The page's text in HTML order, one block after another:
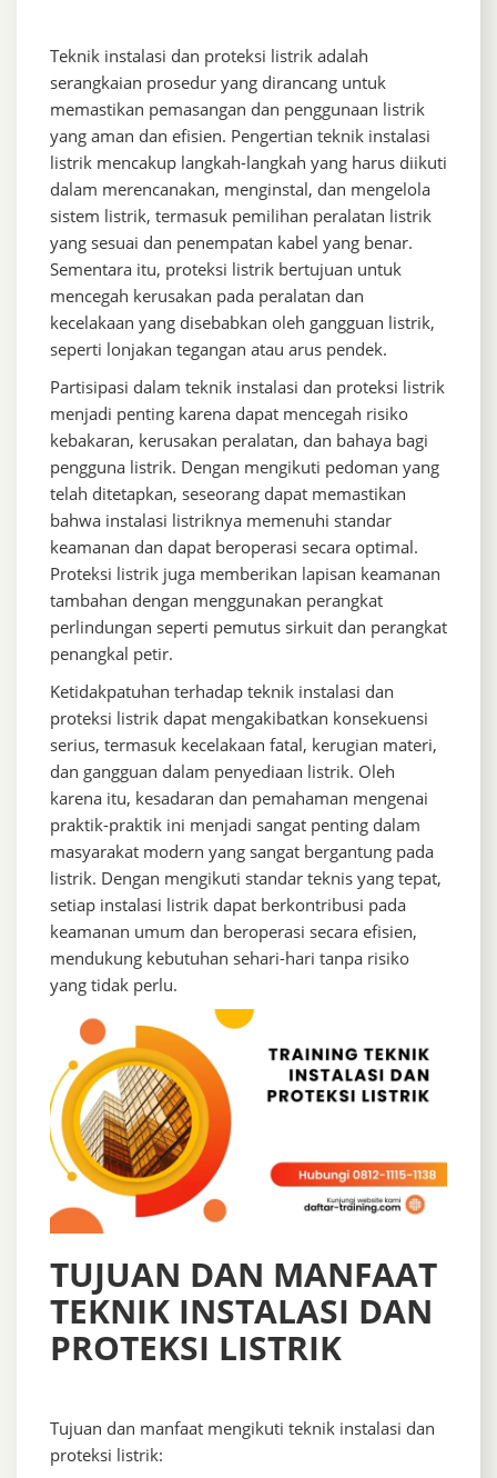
Teknik instalasi dan proteksi listrik adalah
serangkaian prosedur yang dirancang untuk
memastikan pemasangan dan penggunaan listrik
yang aman dan efisien. Pengertian teknik instalasi
listrik mencakup langkah-langkah yang harus diikuti
dalam merencanakan, menginstal, dan mengelola
sistem listrik, termasuk pemilihan peralatan listrik
yang sesuai dan penempatan kabel yang benar.
Sementara itu, proteksi listrik bertujuan untuk
mencegah kerusakan pada peralatan dan
kecelakaan yang disebabkan oleh gangguan listrik,
seperti lonjakan tegangan atau arus pendek.
Partisipasi dalam teknik instalasi dan proteksi listrik
menjadi penting karena dapat mencegah risiko
kebakaran, kerusakan peralatan, dan bahaya bagi
pengguna listrik. Dengan mengikuti pedoman yang
telah ditetapkan, seseorang dapat memastikan
bahwa instalasi listriknya memenuhi standar
keamanan dan dapat beroperasi secara optimal.
Proteksi listrik juga memberikan lapisan keamanan
tambahan dengan menggunakan perangkat
perlindungan seperti pemutus sirkuit dan perangkat
penangkal petir.
Ketidakpatuhan terhadap teknik instalasi dan
proteksi listrik dapat mengakibatkan konsekuensi
serius, termasuk kecelakaan fatal, kerugian materi,
dan gangguan dalam penyediaan listrik. Oleh
karena itu, kesadaran dan pemahaman mengenai
praktik-praktik ini menjadi sangat penting dalam
masyarakat modern yang sangat bergantung pada
listrik. Dengan mengikuti standar teknis yang tepat,
setiap instalasi listrik dapat berkontribusi pada
keamanan umum dan beroperasi secara efisien,
mendukung kebutuhan sehari-hari tanpa risiko
yang tidak perlu.
TUJUAN DAN MANFAAT
TEKNIK INSTALASI DAN
PROTEKSI LISTRIK
Tujuan dan manfaat mengikuti teknik instalasi dan
proteksi listrik: